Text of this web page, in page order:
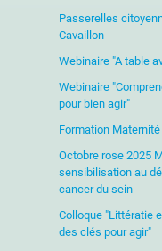
Passerelles
Cavaillon
Webinaire "A table
Webinaire
pour bien agir"
Formation
Octobre rose 2025
sensibilisation au
cancer du sein
Colloque "Littératie
des clés pour agir"